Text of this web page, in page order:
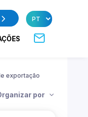
exportação
por